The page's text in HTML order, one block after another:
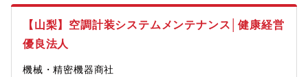
業が叶うことが多く、例えば希望が自宅から通える範囲等で設定
し叶った場合、居住エリアも固定ができるため、プライベートと
仕事が両立できる環境を整備しています。なお、仮に転居が必要
となった際も、社員寮があり、月1000円の自己負担となるため、
バー→主任→副工場長→工場長上記のキャリアがございます。評
【山梨】空調計装システムメンテナンス│健康経営
優良法人
機械・精密機器商社